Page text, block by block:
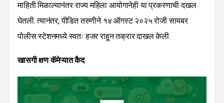
माहिती मिळाल्यानंतर राज्य महिला आयोगानेही या प्रकरणाची दखल
घेतली. त्यानंतर, पीडित तरुणीने १४ ऑगस्ट २०२५ रोजी सायबर
पोलीस स्टेशनमध्ये स्वतः हजर राहून तक्रार दाखल केली.
खासगी क्षण कॅमेऱ्यात कैद